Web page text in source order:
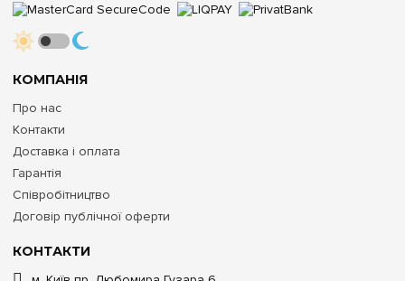
КОНТАКТИ
КОМПАНІЯ
Про нас
Контакти
Доставка і оплата
Гарантія
Співробітництво
Договір публічної оферти